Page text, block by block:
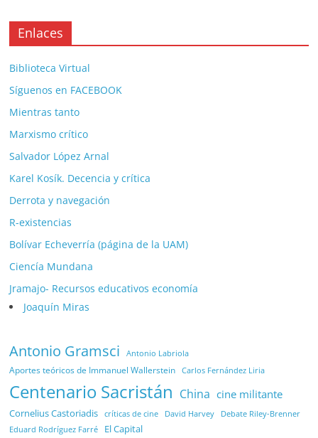
Enlaces
Biblioteca Virtual
Síguenos en FACEBOOK
Mientras tanto
Marxismo crítico
Salvador López Arnal
Karel Kosík. Decencia y crítica
Derrota y navegación
R-existencias
Bolívar Echeverría (página de la UAM)
Ciencía Mundana
Jramajo- Recursos educativos economía
Joaquín Miras
Antonio Gramsci Antonio Labriola
Aportes teóricos de Immanuel Wallerstein Carlos Fernández Liria
Centenario Sacristán China cine militante
Cornelius Castoriadis críticas de cine David Harvey Debate Riley-Brenner
Eduard Rodríguez Farré El Capital